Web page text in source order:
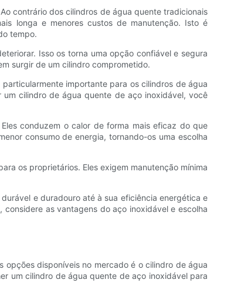
contrário dos cilindros de água quente tradicionais
longa e menores custos de manutenção. Isto é
tempo.
Isso os torna uma opção confiável e segura
surgir de um cilindro comprometido.
importante para os cilindros de água
cilindro de água quente de aço inoxidável, você
conduzem o calor de forma mais eficaz do que
consumo de energia, tornando-os uma escolha
os proprietários. Eles exigem manutenção mínima
e duradouro até à sua eficiência energética e
as vantagens do aço inoxidável e escolha
disponíveis no mercado é o cilindro de água
um cilindro de água quente de aço inoxidável para